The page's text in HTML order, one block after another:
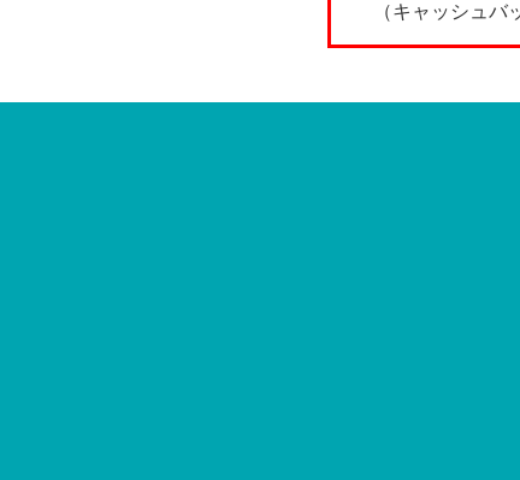
（キャッシュ